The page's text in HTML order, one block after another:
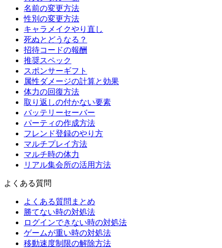
名前の変更方法
性別の変更方法
キャラメイクやり直し
死ぬとどうなる？
招待コードの報酬
推奨スペック
スポンサーギフト
属性ダメージの計算と効果
体力の回復方法
取り返しの付かない要素
バッテリーセーバー
パーティの作成方法
フレンド登録のやり方
マルチプレイ方法
マルチ時の体力
リアル集会所の活用方法
よくある質問
よくある質問まとめ
勝てない時の対処法
ログインできない時の対処法
ゲームが重い時の対処法
移動速度制限の解除方法